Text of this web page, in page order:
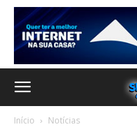
Início Notícias